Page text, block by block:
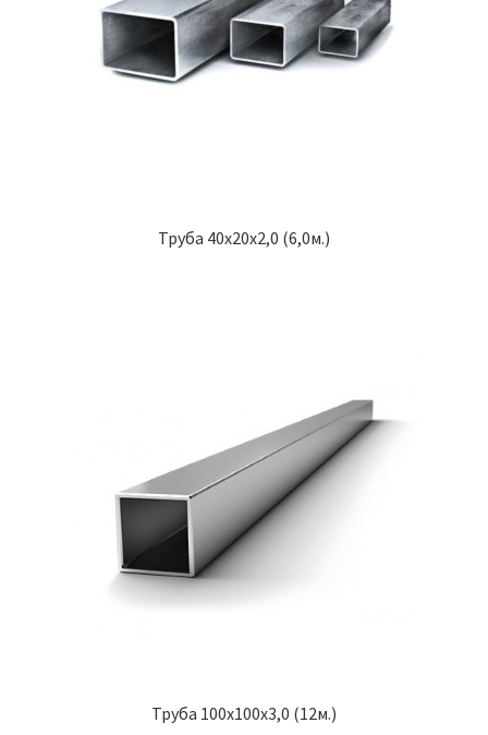
Труба 40х20х2,0 (6,0м.)
Труба 100х100х3,0 (12м.)